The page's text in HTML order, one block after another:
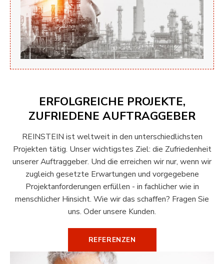
ERFOLGREICHE PROJEKTE,
ZUFRIEDENE AUFTRAGGEBER
REINSTEIN ist weltweit in den unterschiedlichsten
Projekten tätig. Unser wichtigstes Ziel: die Zufriedenheit
unserer Auftraggeber. Und die erreichen wir nur, wenn wir
zugleich gesetzte Erwartungen und vorgegebene
Projektanforderungen erfüllen - in fachlicher wie in
menschlicher Hinsicht. Wie wir das schaffen? Fragen Sie
uns. Oder unsere Kunden.
REFERENZEN